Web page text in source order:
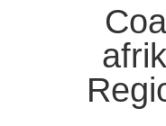
SIE EIN
SITEMAP